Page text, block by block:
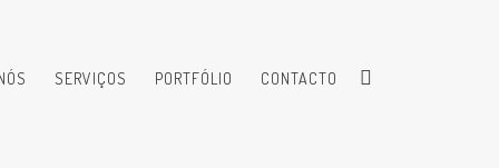
SERVIÇOS PORTFÓLIO CONTACTO